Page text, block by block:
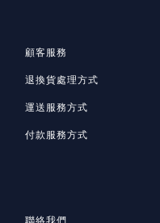
顧客服務
退換貨處理方式
運送服務方式
付款服務方式
聯絡我們